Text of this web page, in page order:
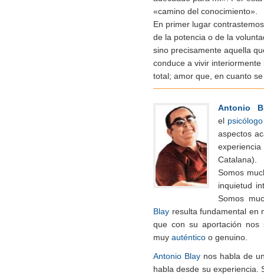
«camino del conocimiento».
En primer lugar
de la potencia o de la
sino precisamente aquella
conduce a vivir
total; amor que, en cuanto
Antonio
el psicólogo
aspectos
Catalana).
Somos
inquietud
Somos
Blay resulta fundamental en
que con su aportación nos
muy auténtico o genuino.
Antonio Blaynos habla de
habla desde su experiencia.